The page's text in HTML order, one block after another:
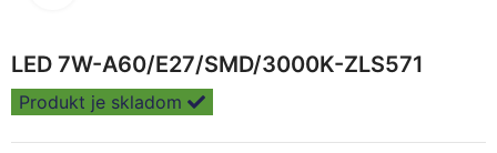
LED 7W-A60/E27/SMD/3000K-ZLS571
Produkt je skladom